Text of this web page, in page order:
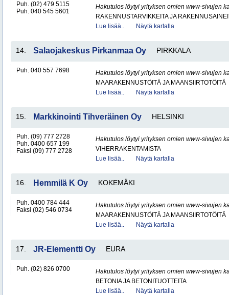
Puh. (02) 479 5115
Puh. 040 545 5601
Hakutulos löytyi yrityksen omien www-sivujen
RAKENNUSTARVIKKEITA JA
Lue lisää..
Näytä kartalla
14. Salaojakeskus Pirkanmaa Oy PIRKKALA
Puh. 040 557 7698
Hakutulos löytyi yrityksen omien www-sivujen
MAARAKENNUSTÖITÄ JA MAANSIIRTOTÖITÄ
Lue lisää..
Näytä kartalla
15. Markkinointi Tihveräinen Oy HELSINKI
Puh. (09) 777 2728
Puh. 0400 657 199
Faksi (09) 777 2728
Hakutulos löytyi yrityksen omien www-sivujen
VIHERRAKENTAMISTA
Lue lisää..
Näytä kartalla
16. Hemmilä K Oy KOKEMÄKI
Puh. 0400 784 444
Faksi (02) 546 0734
Hakutulos löytyi yrityksen omien www-sivujen
MAARAKENNUSTÖITÄ JA MAANSIIRTOTÖITÄ
Lue lisää..
Näytä kartalla
17. JR-Elementti Oy EURA
Puh. (02) 826 0700
Hakutulos löytyi yrityksen omien www-sivujen
BETONIA JA BETONITUOTTEITA
Lue lisää..
Näytä kartalla